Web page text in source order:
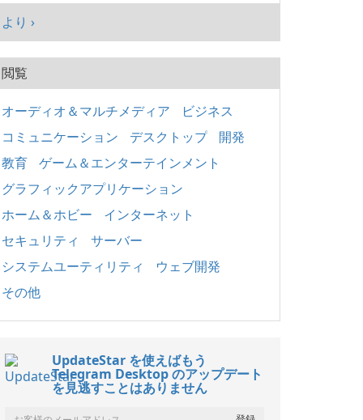
より ›
閲覧
オーディオ＆マルチメディア
ビジネス
コミュニケーション
デスクトップ
開発
教育
ゲーム＆エンターテインメント
グラフィックアプリケーション
ホーム＆ホビー
インターネット
セキュリティ
サーバー
システムユーティリティ
ウェブ開発
その他
UpdateStar を使えばもう
Telegram Desktop のアップデート
を見逃すことはありません